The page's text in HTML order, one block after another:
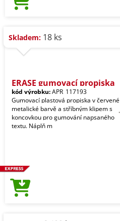
Skladem: 18 ks
ERASE gumovací propiska
kód výrobku:APR_117193
Gumovací plastová propiska v červené
metalické barvě a stříbným klipem s
koncovkou pro gumování napsaného
textu. Náplň m